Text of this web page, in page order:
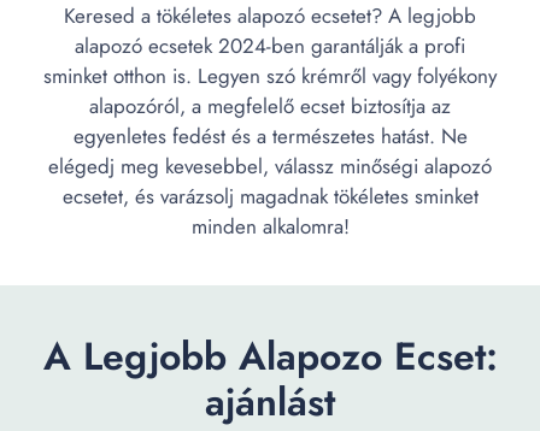
Keresed a tökéletes alapozó ecsetet? A legjobb
alapozó ecsetek 2024-ben garantálják a profi
sminket otthon is. Legyen szó krémről vagy folyékony
alapozóról, a megfelelő ecset biztosítja az
egyenletes fedést és a természetes hatást. Ne
elégedj meg kevesebbel, válassz minőségi alapozó
ecsetet, és varázsolj magadnak tökéletes sminket
minden alkalomra!
A Legjobb Alapozo Ecset:
ajánlást